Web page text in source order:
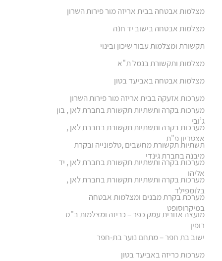
מצלמות אבטחה בבית אריזה מור פירות השרון
מצלמות אבטחה בישוב יד חנה
תקשורת ומצלמות עבור שיכון ובינוי
מצלמות ותקשורת בנמל ת"א
מצלמות אבטחה באביעד בטון
מערכות אזעקה בבית אריזה מור פירות השרון
מערכות בקרה ותשתיות תקשורת בחברת לאן , בון
ג’ובי
מערכות בקרה ותשתיות תקשורת בחברת לאן ,
אצטדיון פ"ת
תשתיות תקשורת מחשבים ,טלפונייה ובקרת
מיבנה בחברת גינדי
מערכות בקרה ותשתיות תקשורת בחברת לאן , יד
אליהו
מערכות בקרה ותשתיות תקשורת בחברת לאן ,
בלומפילד
מערכת בקרת מבנים ומצלמות אבטחה
במיקרוסופט
מועצה אזורית עמק כפר – כריזה ומצלמות ב"ס
רופין
ישוב בת חפר – מתחם נוער בת-חפר
מערכות כריזה באביעד בטון